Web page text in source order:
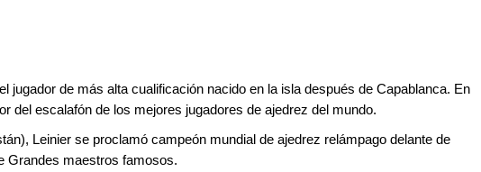
jugador de más alta cualificación nacido en la isla después de Capablanca. En
del escalafón de los mejores jugadores de ajedrez del mundo.
Leinier se proclamó campeón mundial de ajedrez relámpago delante de
Grandes maestros famosos.